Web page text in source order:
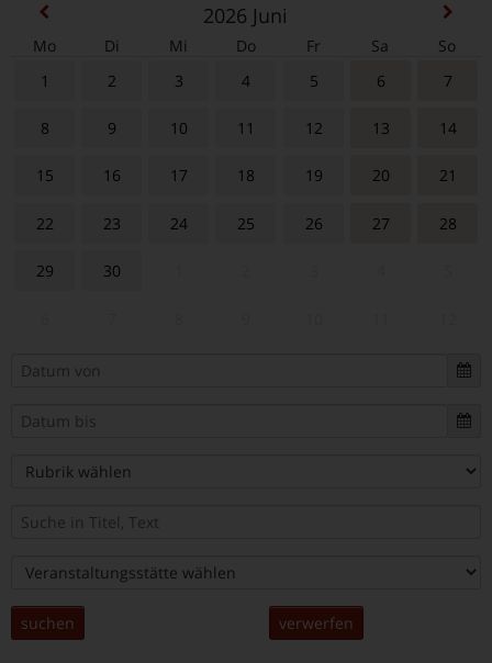
2026 Juni
Mo Di Mi Do Fr Sa
So
1
2 3 4 5 6 7
8 9 10 11 12 13 14
15 16 17 18 19 20 21
22 23 24 25 26 27 28
29 30
suchen verwerfen